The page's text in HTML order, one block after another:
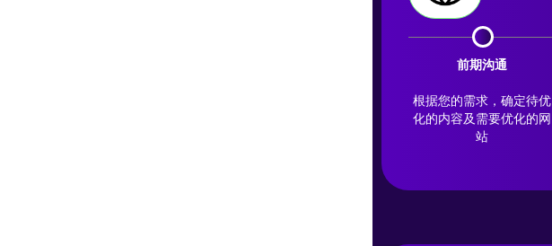
前期沟通
根据您的需求，确定待优
化的内容及需要优化的网
站